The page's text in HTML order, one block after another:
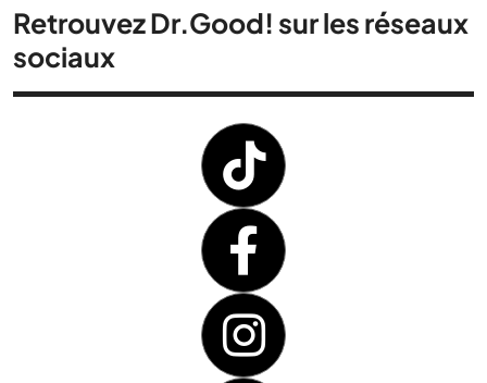
Retrouvez Dr.Good! sur les réseaux
sociaux